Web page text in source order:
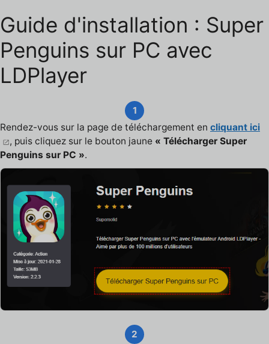
Guide d'installation : Super
Penguins sur PC avec
LDPlayer
1
Rendez-vous sur la page de téléchargement en cliquant ici
, puis cliquez sur le bouton jaune « Télécharger Super
Penguins sur PC ».
2